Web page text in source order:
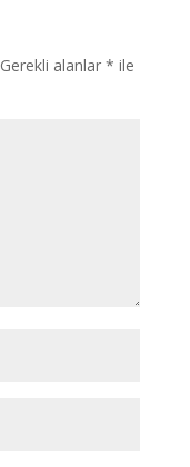
Gerekli alanlar * ile